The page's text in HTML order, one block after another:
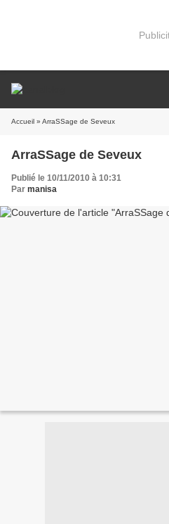
Accueil » ArraSSage de Seveux
ArraSSage de Seveux
Publié le 10/11/2010 à 10:31
Par manisa